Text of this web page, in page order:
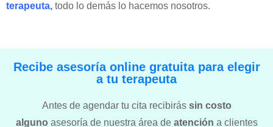
terapeuta, todo lo demás lo hacemos nosotros.
Recibe asesoría online gratuita para elegir
a tu terapeuta
Antes de agendar tu cita recibirássin costo
alguno asesoría de nuestra área de atención a clientes